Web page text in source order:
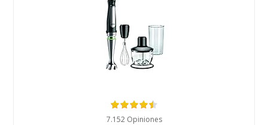
7.152 Opiniones